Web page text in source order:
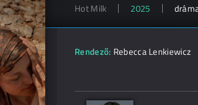
Hot Milk 2025
Rendező: Rebecca Lenkiewicz